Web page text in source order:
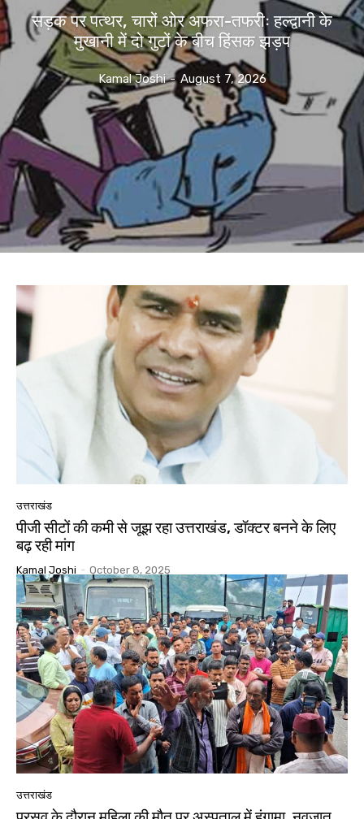
सड़क पर पत्थर, चारों ओर अफरा-तफरीः हल्द्वानी के
मुखानी में दो गुटों के बीच हिंसक झड़प
Kamal Joshi - August 7, 2026
उत्तराखंड
पीजी सीटों की कमी से जूझ रहा उत्तराखंड, डॉक्टर बनने के लिए
बढ़ रही मांग
Kamal Joshi - October 8, 2025
उत्तराखंड